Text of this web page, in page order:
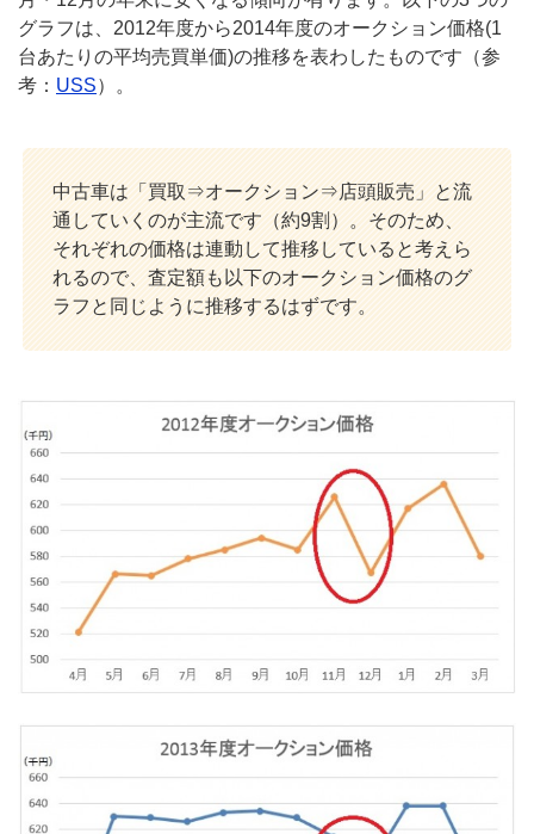
グラフは、2012年度から2014年度のオークション価格(1
台あたりの平均売買単価)の推移を表わしたものです（参
考： USS）。
中古車は「買取⇒オークション⇒店頭販売」と流
通していくのが主流です（約9割）。そのため、
それぞれの価格は連動して推移していると考えら
れるので、査定額も以下のオークション価格のグ
ラフと同じように推移するはずです。